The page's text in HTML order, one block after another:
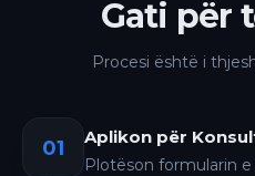
Gati për
Procesi është i
01 Aplikon për
Plotëson formularin